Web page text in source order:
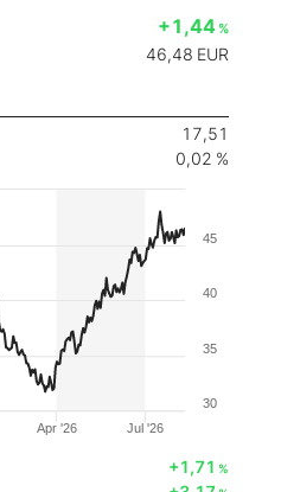
+1,44 %
46,48 EUR
17,51
0,02 %
Apr '26 Jul '26
30
35
40
45
+1,71 %